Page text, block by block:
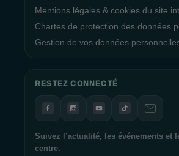
Mentions légales & cookies du site
Chartes de protection des données
Gestion de vos données
RESTEZ CONNECTÉ
Suivez l’actualité, les événements et
centre.